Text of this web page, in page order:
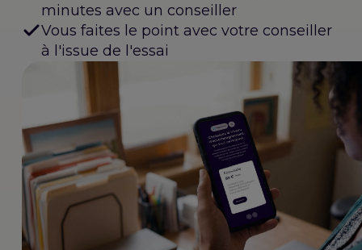
minutes avec un conseiller
Vous faites le point avec votre conseiller
à l'issue de l'essai